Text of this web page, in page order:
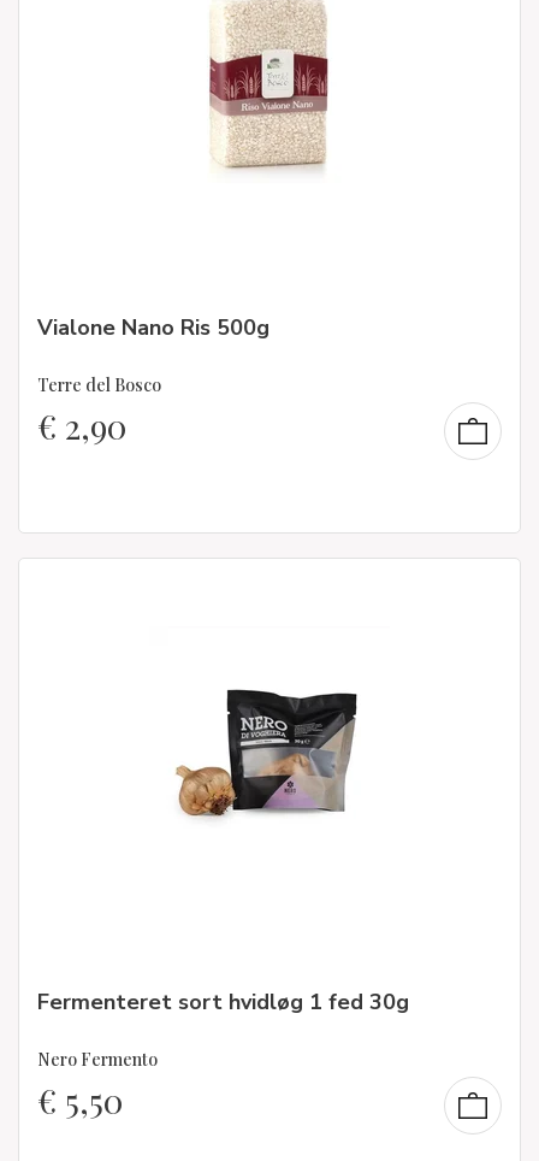
Vialone Nano Ris 500g
Terre del Bosco
€ 2,90
Fermenteret sort hvidløg 1 fed 30g
Nero Fermento
€ 5,50